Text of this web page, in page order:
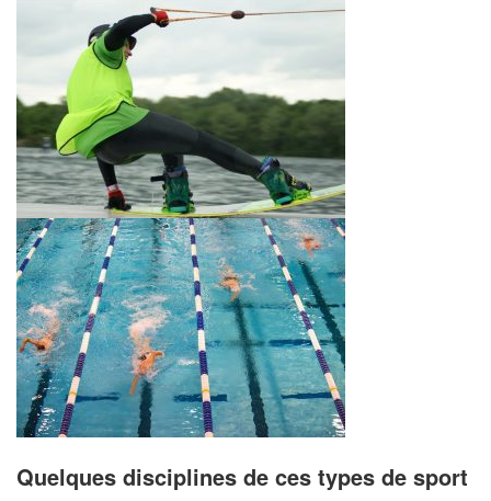
Quelques disciplines de ces types de sport